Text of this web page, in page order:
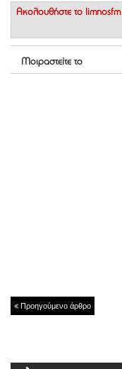
Ακολουθήστε το
Μοιραστείτε το
Προηγούμενο άρθρο